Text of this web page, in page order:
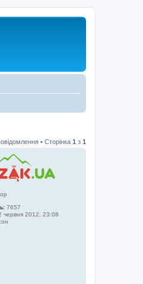
• Сторінка 1 з 1
7657
червня 2012, 23:08